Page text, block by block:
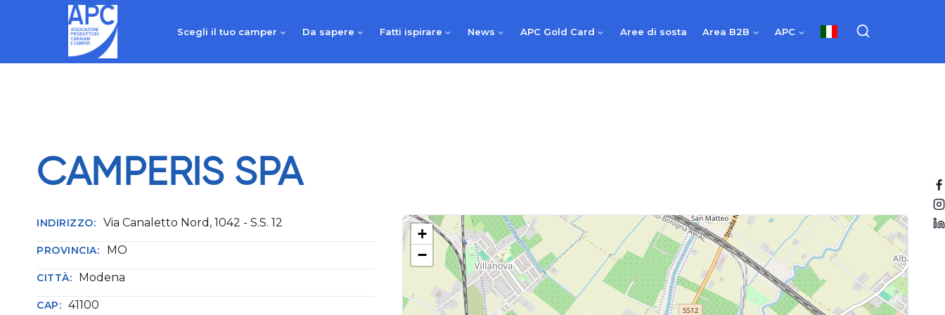
Scegli il tuo camper Da sapere Fatti ispirare News APC Gold Card Aree di sosta Area B2B APC
CAMPERIS SPA
INDIRIZZO: Via Canaletto Nord, 1042 - S.S. 12
PROVINCIA: MO
CITTÀ: Modena
CAP: 41100
+
−